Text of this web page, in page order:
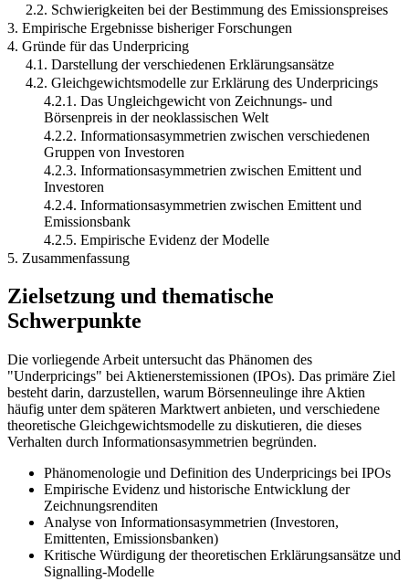
2.2. Schwierigkeiten bei der Bestimmung des Emissionspreises
3. Empirische Ergebnisse bisheriger Forschungen
4. Gründe für das Underpricing
4.1. Darstellung der verschiedenen Erklärungsansätze
4.2. Gleichgewichtsmodelle zur Erklärung des Underpricings
4.2.1. Das Ungleichgewicht von Zeichnungs- und
Börsenpreis in der neoklassischen Welt
4.2.2. Informationsasymmetrien zwischen verschiedenen
Gruppen von Investoren
4.2.3. Informationsasymmetrien zwischen Emittent und
Investoren
4.2.4. Informationsasymmetrien zwischen Emittent und
Emissionsbank
4.2.5. Empirische Evidenz der Modelle
5. Zusammenfassung
Zielsetzung und thematische
Schwerpunkte
Die vorliegende Arbeit untersucht das Phänomen des
"Underpricings" bei Aktienerstemissionen (IPOs). Das primäre Ziel
besteht darin, darzustellen, warum Börsenneulinge ihre Aktien
häufig unter dem späteren Marktwert anbieten, und verschiedene
theoretische Gleichgewichtsmodelle zu diskutieren, die dieses
Verhalten durch Informationsasymmetrien begründen.
Phänomenologie und Definition des Underpricings bei IPOs
Empirische Evidenz und historische Entwicklung der
Zeichnungsrenditen
Analyse von Informationsasymmetrien (Investoren,
Emittenten, Emissionsbanken)
Kritische Würdigung der theoretischen Erklärungsansätze und
Signalling-Modelle